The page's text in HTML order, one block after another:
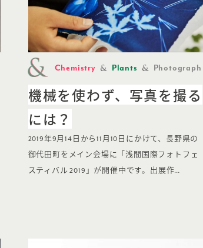
Chemistry Plants Photograph
機械を使わず、写真を撮る
には？
2019年9月14日から11月10日にかけて、長野県の
御代田町をメイン会場に「浅間国際フォトフェ
スティバル 2019」が開催中です。出展作…